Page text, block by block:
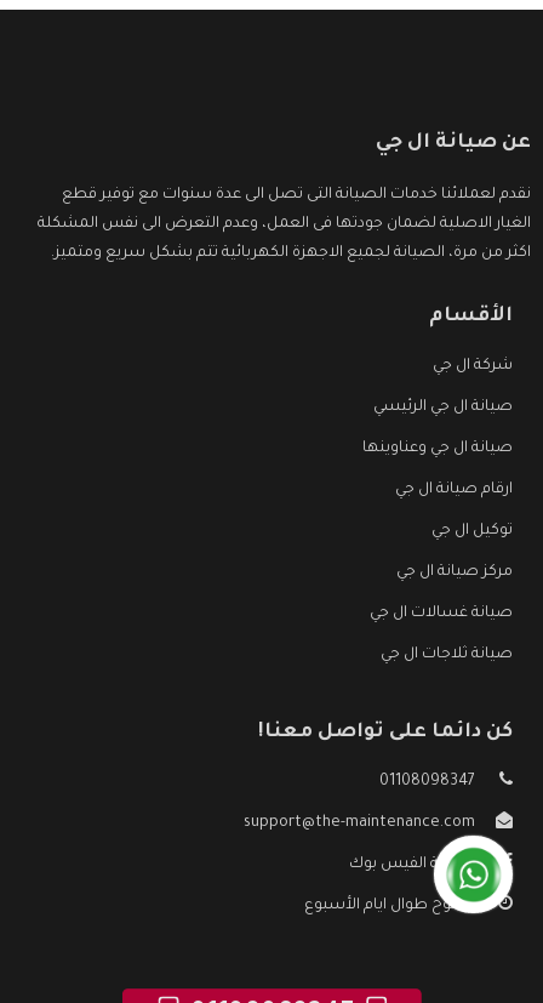
عن صيانة ال جي
نقدم لعملائنا خدمات الصيانة التى تصل الى عدة سنوات مع توفير قطع
الغيار الاصلية لضمان جودتها فى العمل، وعدم التعرض الى نفس المشكلة
اكثر من مرة، الصيانة لجميع الاجهزة الكهربائية تتم بشكل سريع ومتميز.
الأقسام
شركة ال جي
صيانة ال جي الرئيسي
صيانة ال جي وعناوينها
ارقام صيانة ال جي
توكيل ال جي
مركز صيانة ال جي
صيانة غسالات ال جي
صيانة ثلاجات ال جي
كن دائما على تواصل معنا!
01108098347
support@the-maintenance.com
صفحة الفيس بوك
مفتوح طوال ايام الأسبوع